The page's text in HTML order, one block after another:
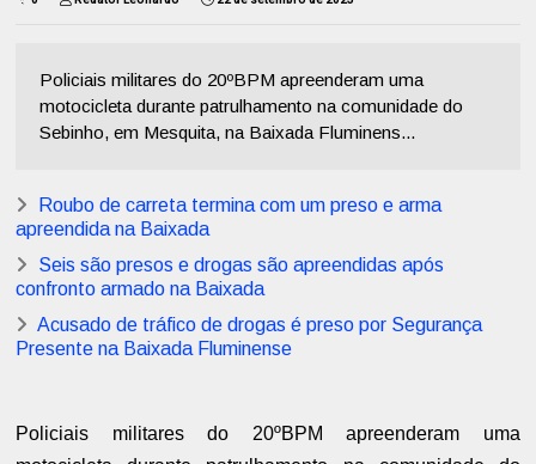
Policiais militares do 20ºBPM apreenderam uma
motocicleta durante patrulhamento na comunidade do
Sebinho, em Mesquita, na Baixada Fluminens...
Roubo de carreta termina com um preso e arma
apreendida na Baixada
Seis são presos e drogas são apreendidas após
confronto armado na Baixada
Acusado de tráfico de drogas é preso por Segurança
Presente na Baixada Fluminense
Policiais militares do 20ºBPM apreenderam uma